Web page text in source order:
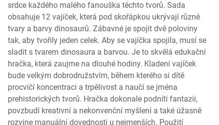
srdce každého malého fanouška těchto tvorů. Sada
obsahuje 12 vajíček, která pod skořápkou ukrývají různé
tvary a barvy dinosaurů. Zábavné je spojit dvě poloviny
tak, aby tvořily jeden celek. Aby se vajíčka spojila, musí se
sladit s tvarem dinosaura a barvou. Je to skvělá edukační
hračka, která zaujme na dlouhé hodiny. Kladení vajíček
bude velkým dobrodružstvím, během kterého si dítě
procvičí koncentraci a trpělivost a naučí se jména
prehistorických tvorů. Hračka dokonale podnítí fantazii,
povzbudí kreativní a nekonvenční myšlení a také úžasně
rozvine manuální dovednosti u nejmenších. Použití